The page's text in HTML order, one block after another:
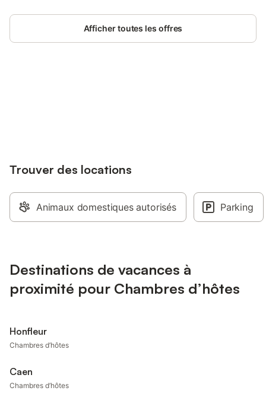
parking. Set 17 km from Cabourg Casino,
the property offers a garden.Afficher toutes les offres
Trouver des locations
Animaux domestiques autorisés Parking
Destinations de vacances à
proximité pour Chambres d’hôtes
Honfleur
Chambres d’hôtes
Caen
Chambres d’hôtes